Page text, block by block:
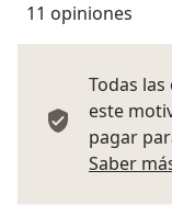
11 opiniones
Todas
este
pagar
Saber